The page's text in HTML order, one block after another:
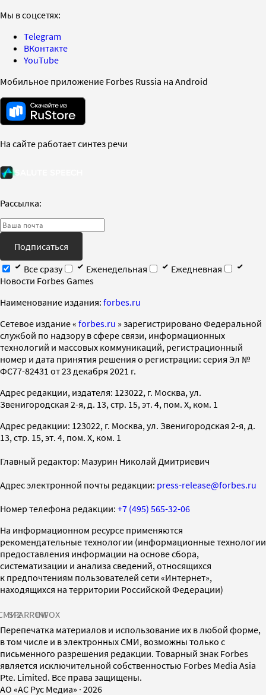
Мы в соцсетях:
Telegram
ВКонтакте
YouTube
Мобильное приложение Forbes Russia на Android
На сайте работает синтез речи
Рассылка:
Подписаться
Все сразу
Еженедельная
Ежедневная
Новости Forbes Games
Наименование издания: forbes.ru
Cетевое издание « forbes.ru » зарегистрировано Федеральной
службой по надзору в сфере связи, информационных
технологий и массовых коммуникаций, регистрационный
номер и дата принятия решения о регистрации: серия Эл №
ФС77-82431 от 23 декабря 2021 г.
Адрес редакции, издателя: 123022, г. Москва, ул.
Звенигородская 2-я, д. 13, стр. 15, эт. 4, пом. X, ком. 1
Адрес редакции: 123022, г. Москва, ул. Звенигородская 2-я, д.
13, стр. 15, эт. 4, пом. X, ком. 1
Главный редактор: Мазурин Николай Дмитриевич
Адрес электронной почты редакции: press-release@forbes.ru
Номер телефона редакции: +7 (495) 565-32-06
На информационном ресурсе применяются
рекомендательные технологии (информационные технологии
предоставления информации на основе сбора,
систематизации и анализа сведений, относящихся
к предпочтениям пользователей сети «Интернет»,
находящихся на территории Российской Федерации)
SPARROWINFOX
Перепечатка материалов и использование их в любой форме,
в том числе и в электронных СМИ, возможны только с
письменного разрешения редакции. Товарный знак Forbes
является исключительной собственностью Forbes Media Asia
Pte. Limited. Все права защищены.
AO «АС Рус Медиа» · 2026